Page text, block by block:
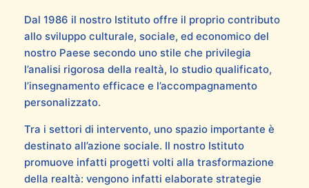
Dal 1986 il nostro Istituto offre il proprio contributo
allo sviluppo culturale, sociale, ed economico del
nostro Paese secondo uno stile che privilegia
l’analisi rigorosa della realtà, lo studio qualificato,
l’insegnamento efficace e l’accompagnamento
personalizzato.
Tra i settori di intervento, uno spazio importante è
destinato all’azione sociale. Il nostro Istituto
promuove infatti progetti volti alla trasformazione
della realtà: vengono infatti elaborate strategie